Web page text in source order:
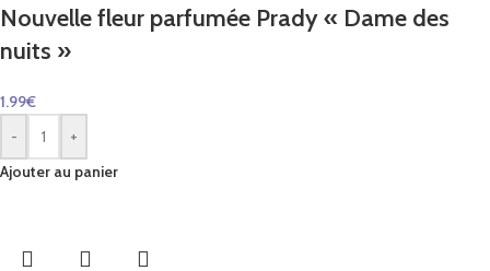
Nouvelle fleur parfumée Prady « Dame des
nuits »
1.99€
-
+
Ajouter au panier